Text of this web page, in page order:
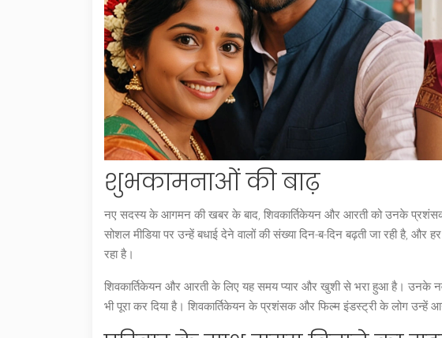
शुभकामनाओं की बाढ़
नए सदस्य के आगमन की खबर के बाद, शिवकार्तिकेयन और आरती को उनके
सोशल मीडिया पर उन्हें बधाई देने वालों की संख्या दिन-ब-दिन बढ़ती जा रही है,
रहा है।
शिवकार्तिकेयन और आरती के लिए यह समय प्यार और खुशी से भरा हुआ है। उनके
भी पूरा कर दिया है। शिवकार्तिकेयन के प्रशंसक और फिल्म इंडस्ट्री के लोग